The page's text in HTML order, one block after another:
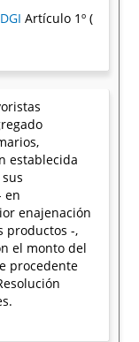
Artículo 1º (
establecida
en
enajenación
productos -,
el monto del
procedente